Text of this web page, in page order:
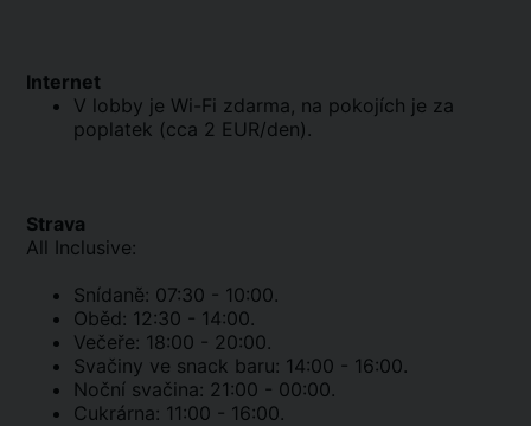
Internet
V lobby je Wi-Fi zdarma, na pokojích je za
poplatek (cca 2 EUR/den).
Strava
All Inclusive:
Snídaně: 07:30 - 10:00.
Oběd: 12:30 - 14:00.
Večeře: 18:00 - 20:00.
Svačiny ve snack baru: 14:00 - 16:00.
Noční svačina: 21:00 - 00:00.
Cukrárna: 11:00 - 16:00.